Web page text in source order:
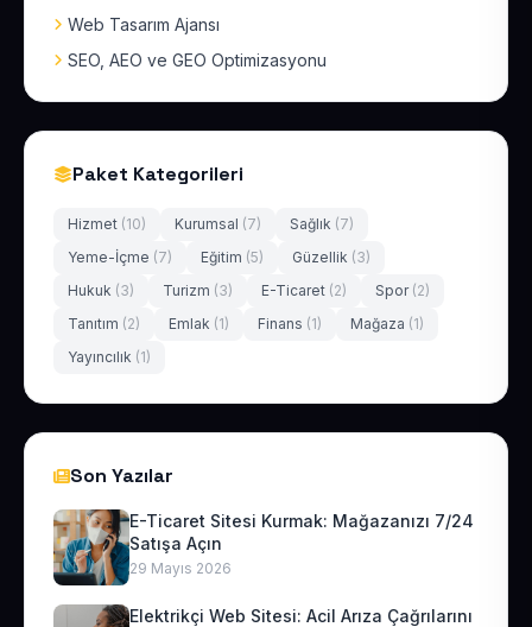
Web Tasarım Ajansı
SEO, AEO ve GEO Optimizasyonu
Paket Kategorileri
Hizmet (10) Kurumsal (7) Sağlık (7)
Yeme-İçme (7) Eğitim (5) Güzellik (3)
Hukuk (3) Turizm (3) E-Ticaret (2) Spor (2)
Tanıtım (2) Emlak (1) Finans (1) Mağaza (1)
Yayıncılık (1)
Son Yazılar
E-Ticaret Sitesi Kurmak: Mağazanızı 7/24
Satışa Açın
29 Mayıs 2026
Elektrikçi Web Sitesi: Acil Arıza Çağrılarını